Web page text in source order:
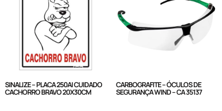
SINALIZE – PLACA 250AI CUIDADO
CACHORRO BRAVO 20X30CM
CARBOGRAFITE – ÓCULOS DE
SEGURANÇA WIND – CA 35137